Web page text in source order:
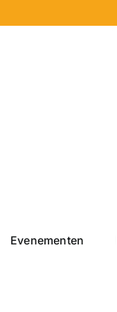
Evenementen